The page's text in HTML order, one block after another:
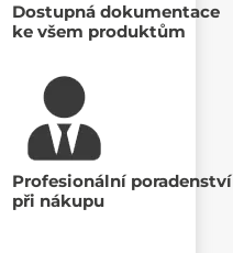
Dostupná dokumentace
ke všem produktům
Profesionální poradenství
při nákupu